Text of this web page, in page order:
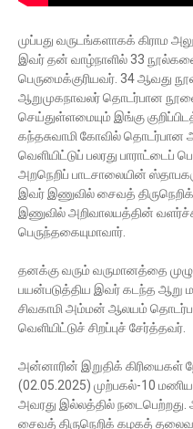
முப்பது வருடங்களாகக் கிராம
இவர் தன் வாழ்நாளில் 33 நூல்களை
பெருமைக்குரியவர். 34 ஆவது
ஆறுமுகநாவலர் தொடர்பான நூலை
செய்துள்ளமையும் இங்கு
கந்தசுவாமி கோவில் தொடர்பான
வெளியிட்டுப் பலரது பாராட்டைப்
அறநெறிப் பாடசாலையின்
இவர் இணுவில் சைவத்
இணுவில் அறிவாலயத்தின்
பெருந்தகையுமாவார்.
தனக்கு வரும் வருமானத்தை
பயன்படுத்திய இவர் கடந்த ஆறு
சிவகாமி அம்மன் ஆலயம்
வெளியிட்டுச் சிறப்புச்
அன்னாரின் இறுதிக் கிரியைகள்
(02.05.2025) முற்பகல்-10
அவரது இல்லத்தில்
சைவத் திருநெறிக் கழகத்